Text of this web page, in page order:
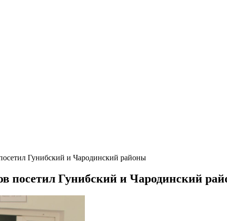
Гунибский и Чародинский районы
посетил Гунибский и Чародинский